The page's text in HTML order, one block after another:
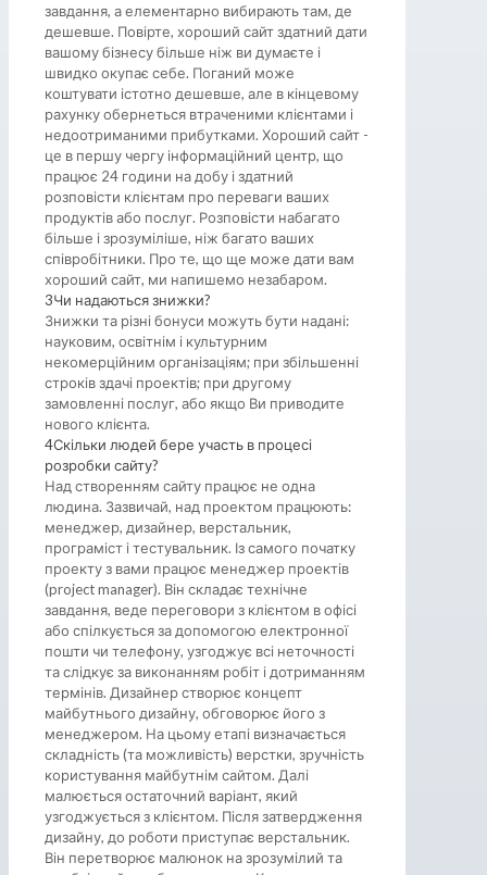
завдання, а елементарно вибирають там, де
дешевше. Повірте, хороший сайт здатний дати
вашому бізнесу більше ніж ви думаєте і
швидко окупає себе. Поганий може
коштувати істотно дешевше, але в кінцевому
рахунку обернеться втраченими клієнтами і
недоотриманими прибутками. Хороший сайт -
це в першу чергу інформаційний центр, що
працює 24 години на добу і здатний
розповісти клієнтам про переваги ваших
продуктів або послуг. Розповісти набагато
більше і зрозуміліше, ніж багато ваших
співробітники. Про те, що ще може дати вам
хороший сайт, ми напишемо незабаром.
3Чи надаються знижки?
Знижки та різні бонуси можуть бути надані:
науковим, освітнім і культурним
некомерційним організаціям; при збільшенні
строків здачі проектів; при другому
замовленні послуг, або якщо Ви приводите
нового клієнта.
4Скільки людей бере участь в процесі
розробки сайту?
Над створенням сайту працює не одна
людина. Зазвичай, над проектом працюють:
менеджер, дизайнер, верстальник,
програміст і тестувальник. Із самого початку
проекту з вами працює менеджер проектів
(project manager). Він складає технічне
завдання, веде переговори з клієнтом в офісі
або спілкується за допомогою електронної
пошти чи телефону, узгоджує всі неточності
та слідкує за виконанням робіт і дотриманням
термінів. Дизайнер створює концепт
майбутнього дизайну, обговорює його з
менеджером. На цьому етапі визначається
складність (та можливість) верстки, зручність
користування майбутнім сайтом. Далі
малюється остаточний варіант, який
узгоджується з клієнтом. Після затвердження
дизайну, до роботи приступає верстальник.
Він перетворює малюнок на зрозумілий та